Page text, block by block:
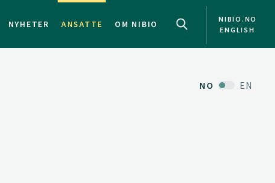
NYHETER ANSATTE OM NIBIO
NIBIO.NO
ENGLISH
NO EN